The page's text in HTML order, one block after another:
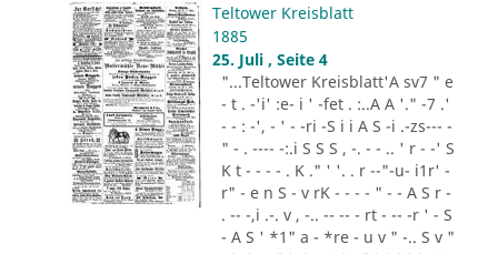
Teltower Kreisblatt
1885
25. Juli , Seite 4
"...Teltower Kreisblatt'A sv7 " e
- t . -'i' :e- i ' -fet . :..A A '." -7 .'
- - : -', - ' - -ri -S i i A S -i .-zs--- -
" - . ---- -:.i S S S , -. - - .. ' r - -' S
K t - - - - . K ." ' '. . r --"-u- i1r' -
r" - e n S - v rK - - - - " - - A S r -
. -- -,i .-. v , -.. -- -- - rt - -- -r ' - S
- A S ' *1" a - *re - u v " -.. S v "